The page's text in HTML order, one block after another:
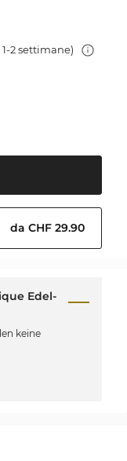
2 settimane)
da CHF 29.90
Edel-
keine